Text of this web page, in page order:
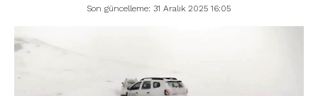
Son güncelleme: 31 Aralık 2025 16:05